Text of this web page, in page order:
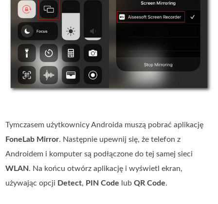
Tymczasem użytkownicy Androida muszą pobrać aplikację
FoneLab Mirror. Następnie upewnij się, że telefon z
Androidem i komputer są podłączone do tej samej sieci
WLAN. Na końcu otwórz aplikację i wyświetl ekran,
używając opcji Detect, PIN Code lubQR Code.